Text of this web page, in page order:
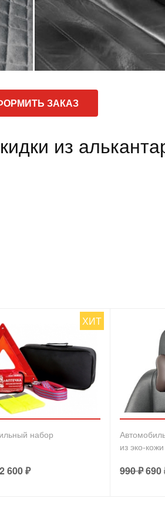
ЗАКАЗ
из
ХИТ
набор
2 600₽
из эко-кожи
990₽690